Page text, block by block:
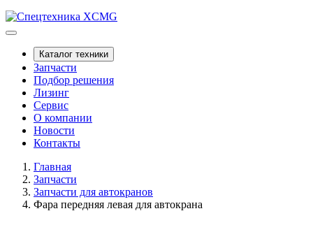
Каталог техники
Запчасти
Подбор решения
Лизинг
Сервис
О компании
Новости
Контакты
Главная
Запчасти
Запчасти для автокранов
Фара передняя левая для автокрана